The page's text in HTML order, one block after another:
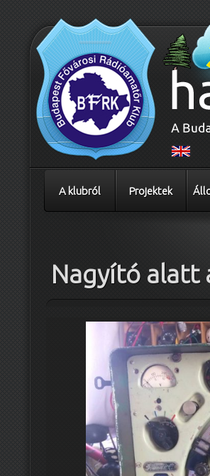
A klubról Projektek
Nagyító alatt